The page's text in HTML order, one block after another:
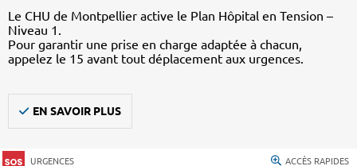
Le CHU de Montpellier active le Plan Hôpital en Tension –
Niveau 1.
Pour garantir une prise en charge adaptée à chacun,
appelez le 15 avant tout déplacement aux urgences.
EN SAVOIR PLUS
URGENCES ACCÈS RAPIDES